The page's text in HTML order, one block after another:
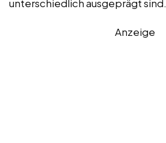
unterschiedlich ausgeprägt sind.
Anzeige